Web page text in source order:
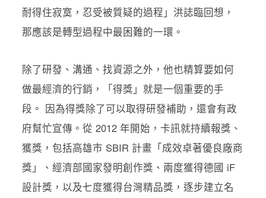
耐得住寂寞，忍受被質疑的過程」洪誌臨回想，
那應該是轉型過程中最困難的一環。
除了研發、溝通、找資源之外，他也精算要如何
做最經濟的行銷，「得獎」就是一個重要的手
段。 因為得獎除了可以取得研發補助，還會有政
府幫忙宣傳。從 2012 年開始，卡訊就持續報獎、
獲獎，包括高雄市 SBIR 計畫「成效卓著優良廠商
獎」、經濟部國家發明創作獎、兩度獲得德國 iF
設計獎，以及七度獲得台灣精品獎，逐步建立名